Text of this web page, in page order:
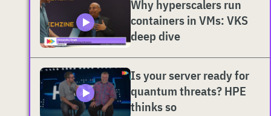
Why hyperscalers run
containers in VMs: VKS
deep dive
Is your server ready for
quantum threats? HPE
thinks so